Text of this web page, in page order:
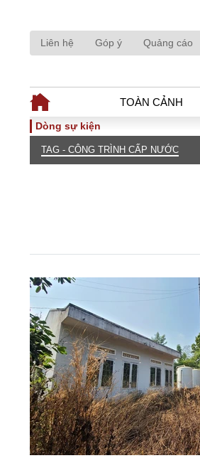
Liên hệ Góp ý Quảng cáo
TOÀN CẢNH
TOÀN CẢNH
Thế giới
ĐA CHIỀU
Quan điểm
Xi nhan Trái Phải
Bạn đọc viết
Dòng sự kiện
TAG - CÔNG TRÌNH CẤP NƯỚC